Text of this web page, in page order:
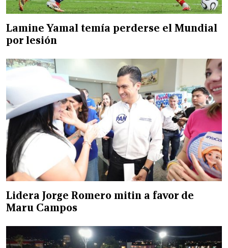
Lamine Yamal temía perderse el Mundial
por lesión
Lidera Jorge Romero mitin a favor de
Maru Campos